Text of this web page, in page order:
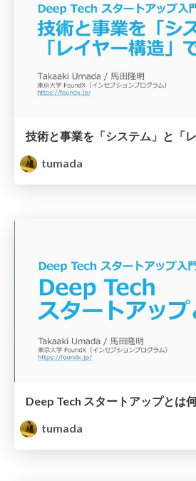
tumada
Deep Tech スタートアップとは
tumada